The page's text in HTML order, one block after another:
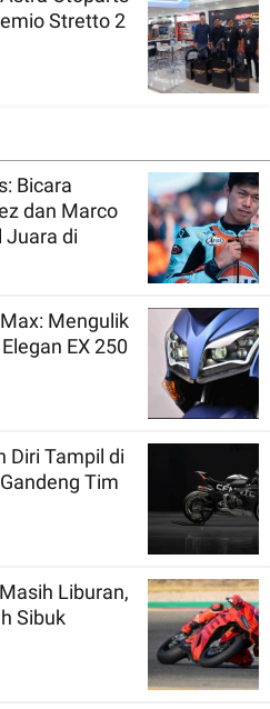
Stretto 2
Bicara
dan Marco
di
Mengulik
EX 250
Diri Tampil di
Tim
Liburan,
Sibuk